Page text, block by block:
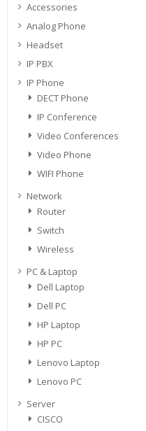
Accessories
Analog Phone
Headset
IP PBX
IP Phone
DECT Phone
IP Conference
Video Conferences
Video Phone
WIFI Phone
Network
Router
Switch
Wireless
PC & Laptop
Dell Laptop
Dell PC
HP Laptop
HP PC
Lenovo Laptop
Lenovo PC
Server
CISCO